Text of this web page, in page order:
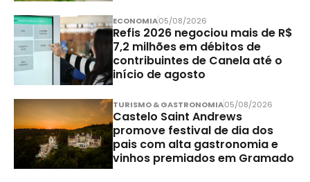
ECONOMIA05/08/2026
Refis 2026 negociou mais de R$
7,2 milhões em débitos de
contribuintes de Canela até o
início de agosto
TURISMO & GASTRONOMIA05/08/2026
Castelo Saint Andrews
promove festival de dia dos
pais com alta gastronomia e
vinhos premiados em Gramado